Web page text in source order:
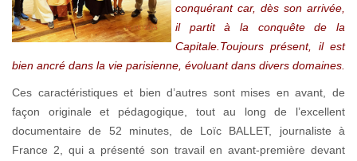
conquérant car, dès son arrivée,
il partit à la conquête de la
Capitale.Toujours présent, il est
bien ancré dans la vie parisienne, évoluant dans divers domaines.
Ces caractéristiques et bien d’autres sont mises en avant, de
façon originale et pédagogique, tout au long de l’excellent
documentaire de 52 minutes, de Loïc BALLET, journaliste à
France 2, qui a présenté son travail en avant-première devant